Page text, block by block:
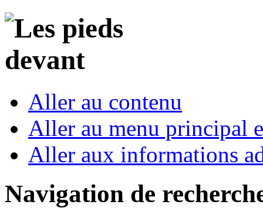
Aller au contenu
Aller au menu principal
Aller aux informations
Navigation de